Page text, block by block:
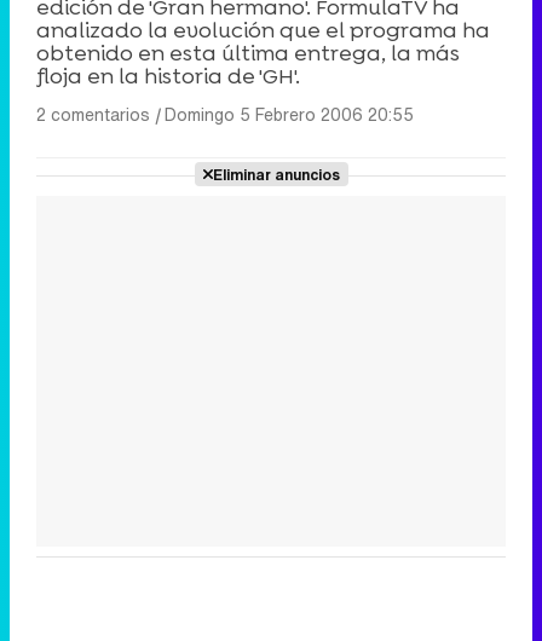
edición de 'Gran hermano'. FormulaTV ha
analizado la evolución que el programa ha
obtenido en esta última entrega, la más
floja en la historia de 'GH'.
2 comentarios |Domingo 5 Febrero 2006 20:55
Eliminar anuncios